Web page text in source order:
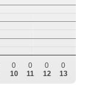
0 0 0 0
10 11 12 13